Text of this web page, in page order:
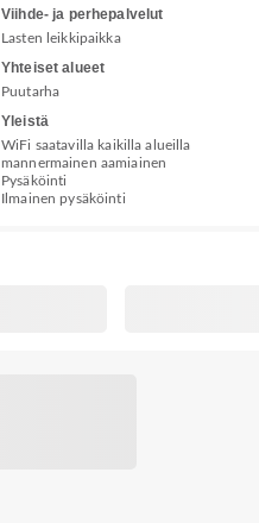
Viihde- ja perhepalvelut
Lasten leikkipaikka
Yhteiset alueet
Puutarha
Yleistä
WiFi saatavilla kaikilla alueilla
mannermainen aamiainen
Pysäköinti
Ilmainen pysäköinti